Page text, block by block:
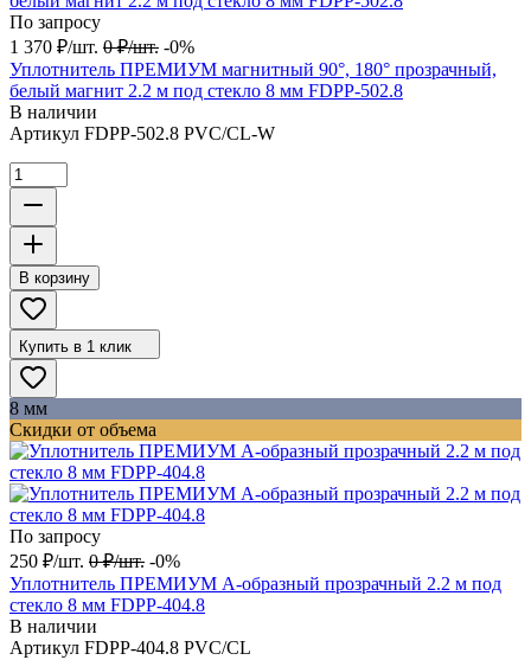
По запросу
1 370 ₽/шт. 0 ₽/шт. -0%
Уплотнитель ПРЕМИУМ магнитный 90°, 180° прозрачный,
белый магнит 2.2 м под стекло 8 мм FDPP-502.8
В наличии
Артикул FDPP-502.8 PVC/CL-W
В корзину
Купить в 1 клик
8 мм
Скидки от объема
По запросу
250 ₽/шт. 0 ₽/шт. -0%
Уплотнитель ПРЕМИУМ А-образный прозрачный 2.2 м под
стекло 8 мм FDPP-404.8
В наличии
Артикул FDPP-404.8 PVC/CL